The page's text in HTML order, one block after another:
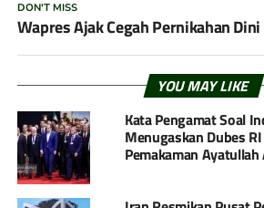
DON'T MISS
Wapres Ajak Cegah Pernikahan Dini
YOU MAY LIKE
Kata Pengamat Soal
Menugaskan Dubes
Pemakaman